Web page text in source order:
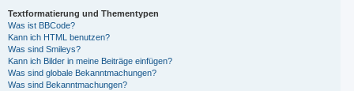
Textformatierung und Thementypen
Was ist BBCode?
Kann ich HTML benutzen?
Was sind Smileys?
Kann ich Bilder in meine Beiträge einfügen?
Was sind globale Bekanntmachungen?
Was sind Bekanntmachungen?